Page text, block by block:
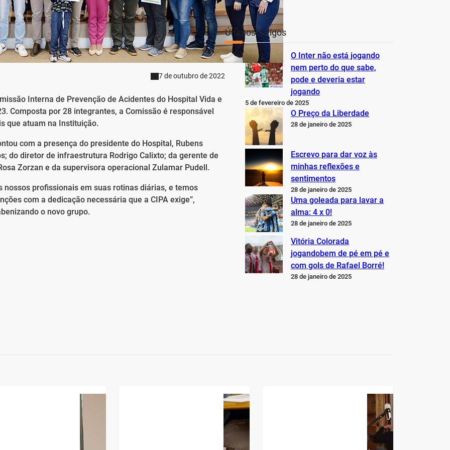
7 de outubro de 2022
Interna de Prevenção de Acidentes do Hospital Vida e
Composta por 28 integrantes, a Comissão é responsável
que atuam na Instituição.
com a presença do presidente do Hospital, Rubens
do diretor de infraestrutura Rodrigo Calixto; da gerente de
Zorzan e da supervisora operacional Zulamar Pudell.
nossos profissionais em suas rotinas diárias, e temos
com a dedicação necessária que a CIPA exige”,
o novo grupo.
Últimos Artigos
O Inter não está jogando
nem perto do que sabe,
pode e deveria estar
jogando
5 de fevereiro de 2025
O Preço da Liberdade
28 de janeiro de 2025
Escrevo para dar voz às
minhas reflexões e
sentimentos
28 de janeiro de 2025
Uma goleada para lavar a
alma: 4 x 0!
28 de janeiro de 2025
Vitória Colorada
jogandobem de pé em pé e
com gols de Rafael Borré!
28 de janeiro de 2025